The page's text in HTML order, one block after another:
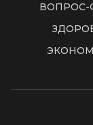
ВОПРОС-